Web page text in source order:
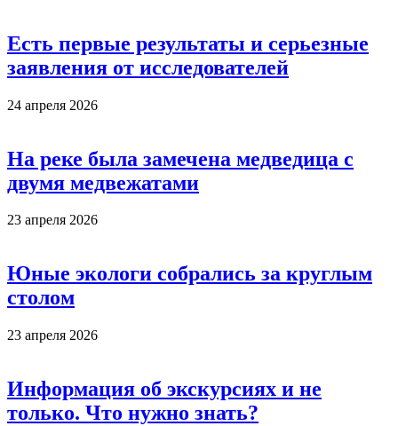
Есть первые результаты и серьезные
заявления от исследователей
24 апреля 2026
На реке была замечена медведица с
двумя медвежатами
23 апреля 2026
Юные экологи собрались за круглым
столом
23 апреля 2026
Информация об экскурсиях и не
только. Что нужно знать?